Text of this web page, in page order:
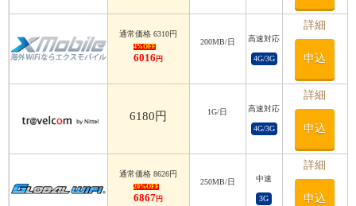
通常価格 6310円
4%OFF
6016 円
200MB/日 高速対応
4G/3G
詳細
申込
6180円 1G/日 高速対応
4G/3G
詳細
申込
通常価格 8626円
20%OFF
6867 円
250MB/日 中速
3G
詳細
申込